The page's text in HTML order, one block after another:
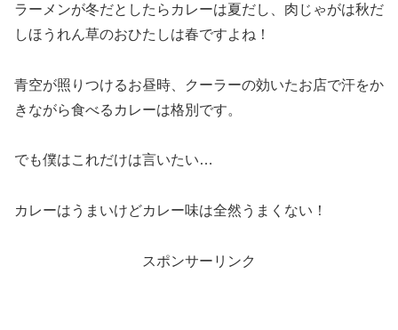
ラーメンが冬だとしたらカレーは夏だし、肉じゃがは秋だ
しほうれん草のおひたしは春ですよね！
青空が照りつけるお昼時、クーラーの効いたお店で汗をか
きながら食べるカレーは格別です。
でも僕はこれだけは言いたい…
カレーはうまいけどカレー味は全然うまくない！
スポンサーリンク